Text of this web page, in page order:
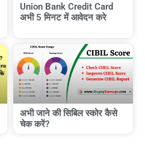
Union Bank Credit Card
अभी 5 मिनट में आवेदन करे
अभी जाने की सिबिल स्कोर कैसे
चेक करें?